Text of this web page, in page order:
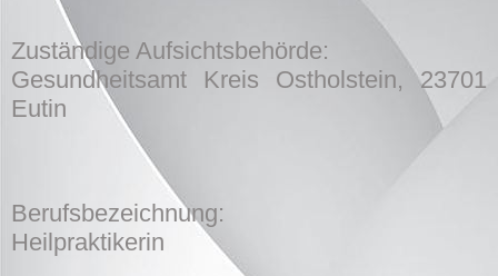
Zuständige Aufsichtsbehörde:
Gesundheitsamt Kreis Ostholstein, 23701
Eutin
Berufsbezeichnung:
Heilpraktikerin